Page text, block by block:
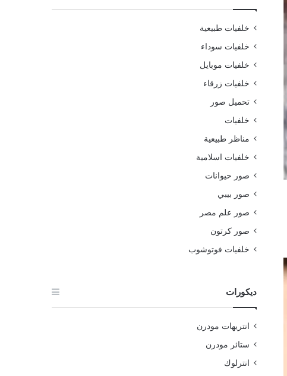
خلفيات طبيعية
خلفيات سوداء
خلفيات موبايل
خلفيات زرقاء
تحميل صور
خلفيات
مناظر طبيعية
خلفيات اسلامية
صور حيوانات
صور بيبي
صور علم مصر
صور كرتون
خلفيات فوتوشوب
ديكورات
انتريهات مودرن
ستائر مودرن
انترلوك